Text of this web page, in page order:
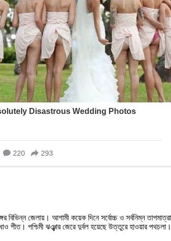
বিভিন্ন জেলায়। আগামী কয়েক দিনে সর্বোচ্চ ও সর্বনিম্ন
শীত। পশ্চিমী ঝঞ্ঝার জেরে দুর্বল হয়েছে উত্তুরে হাওয়ার